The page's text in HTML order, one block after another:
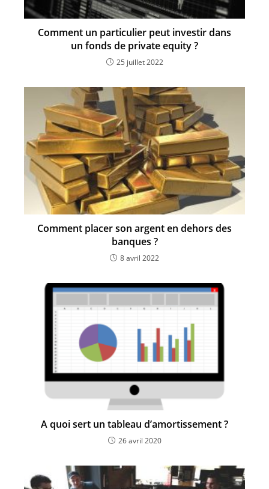
Comment un particulier peut investir dans
un fonds de private equity ?
25 juillet 2022
Comment placer son argent en dehors des
banques ?
8 avril 2022
A quoi sert un tableau d’amortissement ?
26 avril 2020